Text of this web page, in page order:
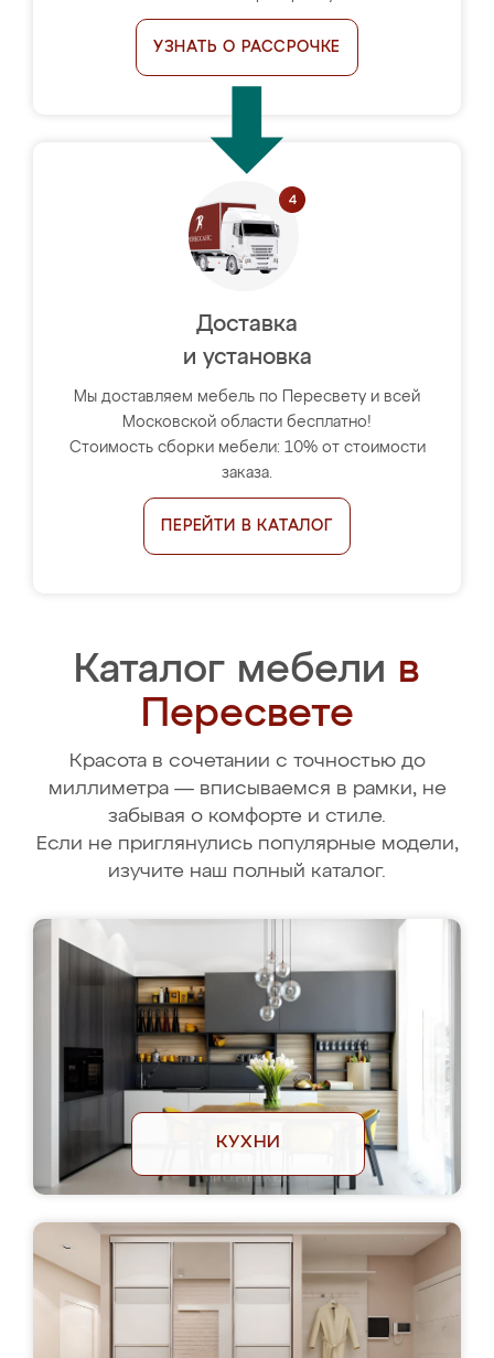
УЗНАТЬ О РАССРОЧКЕ
Доставка
и установка
Мы доставляем мебель по Пересвету и всей
Московской области бесплатно!
Стоимость сборки мебели: 10% от стоимости
заказа.
ПЕРЕЙТИ В КАТАЛОГ
Каталог мебели в
Пересвете
Красота в сочетании с точностью до
миллиметра — вписываемся в рамки, не
забывая о комфорте и стиле.
Если не приглянулись популярные модели,
изучите наш полный каталог.
КУХНИ